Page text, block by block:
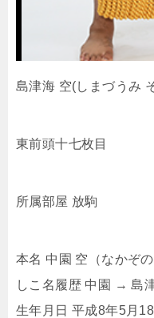
島津海 空(しまづ
東前頭十七枚目
所属部屋 放駒
本名 中園 空（なかぞの
しこ名履歴 中園 → 島
生年月日 平成8年5月18